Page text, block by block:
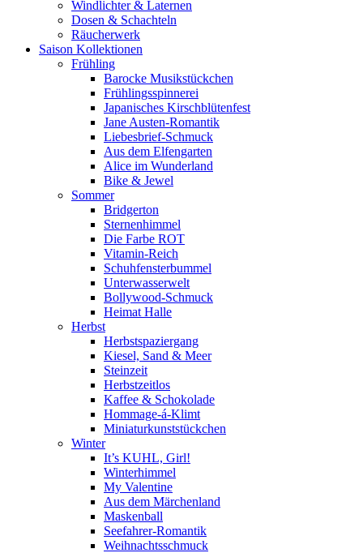
Windlichter & Laternen
Dosen & Schachteln
Räucherwerk
Saison Kollektionen
Frühling
Barocke Musikstückchen
Frühlingsspinnerei
Japanisches Kirschblütenfest
Jane Austen-Romantik
Liebesbrief-Schmuck
Aus dem Elfengarten
Alice im Wunderland
Bike & Jewel
Sommer
Bridgerton
Sternenhimmel
Die Farbe ROT
Vitamin-Reich
Schuhfensterbummel
Unterwasserwelt
Bollywood-Schmuck
Heimat Halle
Herbst
Herbstspaziergang
Kiesel, Sand & Meer
Steinzeit
Herbstzeitlos
Kaffee & Schokolade
Hommage-á-Klimt
Miniaturkunststückchen
Winter
It’s KUHL, Girl!
Winterhimmel
My Valentine
Aus dem Märchenland
Maskenball
Seefahrer-Romantik
Weihnachtsschmuck